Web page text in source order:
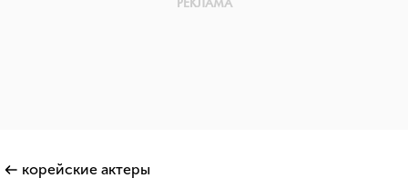
корейские актеры